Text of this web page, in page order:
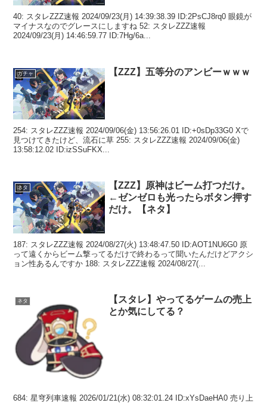
40: スタレZZZ速報 2024/09/23(月) 14:39:38.39 ID:2PsCJ8rq0 眼鏡が
マイナスなのでグレースにしますね 52: スタレZZZ速報
2024/09/23(月) 14:46:59.77 ID:7Hg/6a...
ガチャ 【ZZZ】五等分のアンビーｗｗｗ
254: スタレZZZ速報 2024/09/06(金) 13:56:26.01 ID:+0sDp33G0 Xで
見つけてきたけど、流石に草 255: スタレZZZ速報 2024/09/06(金)
13:58:12.02 ID:izSSuFKX...
ネタ
【ZZZ】原神はビーム打つだけ。
←ゼンゼロも光ったらボタン押す
だけ。【ネタ】
187: スタレZZZ速報 2024/08/27(火) 13:48:47.50 ID:AOT1NU6G0 原
って遠くからビーム撃ってるだけで終わるって聞いたんだけどアクシ
ョン性あるんですか 188: スタレZZZ速報 2024/08/27(...
ネタ
【スタレ】やってるゲームの売上
とか気にしてる？
684: 星穹列車速報 2026/01/21(水) 08:32:01.24 ID:xYsDaeHA0 売り上